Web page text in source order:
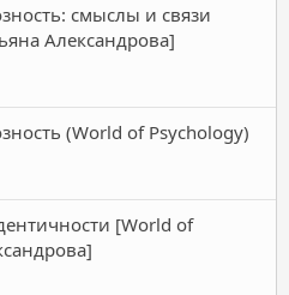
смыслы и связи
Александрова]
(World of Psychology)
[World of